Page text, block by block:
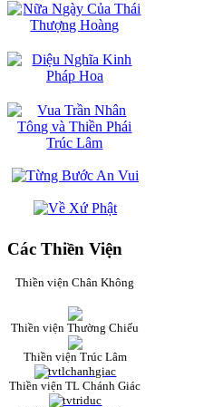
Các Thiền Viện
Thiền viện Chân Không
Thiền viện Thường Chiếu
Thiền viện Trúc Lâm
Thiền viện TL Chánh Giác